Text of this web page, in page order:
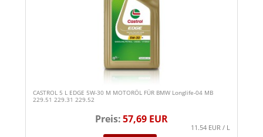
CASTROL 5 L EDGE 5W-30 M MOTORÖL FÜR BMW Longlife-04 MB
229.51 229.31 229.52
Preis:57,69 EUR
11.54 EUR / L